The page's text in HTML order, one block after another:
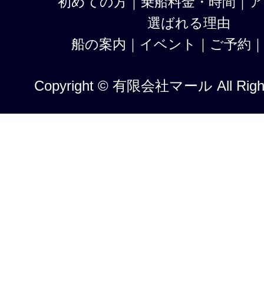
選ばれる理由
船の案内 ｜ イベント ｜ ご予約 ｜
Copyright © 有限会社マール All